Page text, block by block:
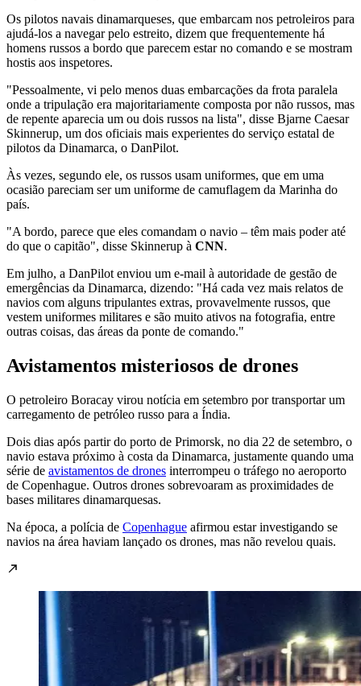
Os pilotos navais dinamarqueses, que embarcam nos petroleiros para
ajudá-los a navegar pelo estreito, dizem que frequentemente há
homens russos a bordo que parecem estar no comando e se mostram
hostis aos inspetores.
"Pessoalmente, vi pelo menos duas embarcações da frota paralela
onde a tripulação era majoritariamente composta por não russos, mas
de repente aparecia um ou dois russos na lista", disse Bjarne Caesar
Skinnerup, um dos oficiais mais experientes do serviço estatal de
pilotos da Dinamarca, o DanPilot.
Às vezes, segundo ele, os russos usam uniformes, que em uma
ocasião pareciam ser um uniforme de camuflagem da Marinha do
país.
"A bordo, parece que eles comandam o navio – têm mais poder até
do que o capitão", disse Skinnerup à CNN.
Em julho, a DanPilot enviou um e-mail à autoridade de gestão de
emergências da Dinamarca, dizendo: "Há cada vez mais relatos de
navios com alguns tripulantes extras, provavelmente russos, que
vestem uniformes militares e são muito ativos na fotografia, entre
outras coisas, das áreas da ponte de comando."
Avistamentos misteriosos de drones
O petroleiro Boracay virou notícia em setembro por transportar um
carregamento de petróleo russo para a Índia.
Dois dias após partir do porto de Primorsk, no dia 22 de setembro, o
navio estava próximo à costa da Dinamarca, justamente quando uma
série de avistamentos de drones interrompeu o tráfego no aeroporto
de Copenhague. Outros drones sobrevoaram as proximidades de
bases militares dinamarquesas.
Na época, a polícia de Copenhague afirmou estar investigando se
navios na área haviam lançado os drones, mas não revelou quais.